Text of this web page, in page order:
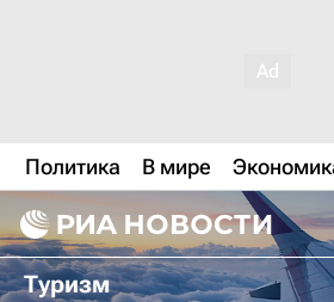
Политика В мире
Туризм